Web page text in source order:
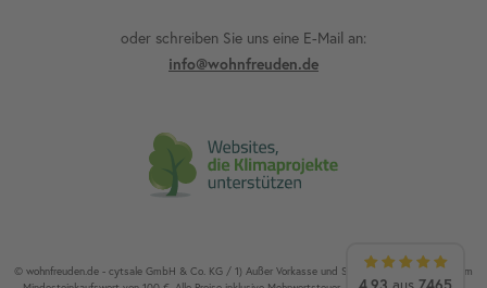
oder schreiben Sie uns eine E-Mail an:
info@wohnfreuden.de
© wohnfreuden.de - cytsale GmbH & Co. KG / 1) Außer Vorkasse und Speditionsware. 2) Ab einem